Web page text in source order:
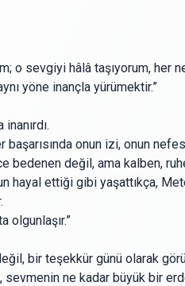
o sevgiyi hâlâ taşıyorum, her
yöne inançla yürümektir.”
başarısında onun izi, onun
bedenen değil, ama kalben,
hayal ettiği gibi yaşattıkça,
olgunlaşır.”
bir teşekkür günü olarak
ne kadar büyük bir